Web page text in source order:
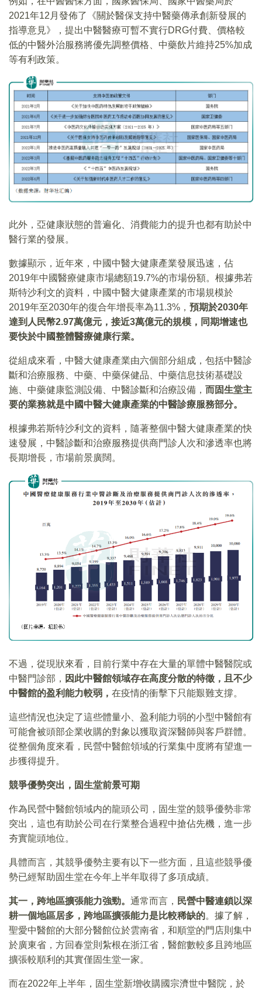
2021年12月發佈了《關於醫保支持中醫藥傳承創新發展的
指導意見》，提出中醫醫療可暫不實行DRG付費、價格較
低的中醫外治服務將優先調整價格、中藥飲片維持25%加成
等有利政策。
此外，亞健康狀態的普遍化、消費能力的提升也都有助於中
醫行業的發展。
數據顯示，近年來，中國中醫大健康產業發展迅速，佔
2019年中國醫療健康市場總額19.7%的市場份額。根據弗若
斯特沙利文的資料，中國中醫大健康產業的市場規模於
2019年至2030年的復合年增長率為11.3%， 預期於2030年
達到人民幣2.97萬億元，接近3萬億元的規模，同期增速也
要快於中國整體醫療健康行業。
從組成來看，中醫大健康產業由六個部分組成，包括中醫診
斷和治療服務、中藥、中藥保健品、中藥信息技術基礎設
施、中藥健康監測設備、中醫診斷和治療設備， 而固生堂主
要的業務就是中國中醫大健康產業的中醫診療服務部分。
根據弗若斯特沙利文的資料，隨著整個中醫大健康產業的快
速發展，中醫診斷和治療服務提供商門診人次和滲透率也將
長期增長，市場前景廣闊。
不過，從現狀來看，目前行業中存在大量的單體中醫醫院或
中醫門診部， 因此中醫館領域存在高度分散的特徵，且不少
中醫館的盈利能力較弱， 在疫情的衝擊下只能艱難支撐。
這些情況也決定了這些體量小、盈利能力弱的小型中醫館有
可能會被頭部企業收購的對象以獲取資深醫師與客戶群體。
從整個角度來看，民營中醫館領域的行業集中度將有望進一
步獲得提升。
競爭優勢突出，固生堂前景可期
作為民營中醫館領域内的龍頭公司，固生堂的競爭優勢非常
突出，這也有助於公司在行業整合過程中搶佔先機，進一步
夯實龍頭地位。
具體而言，其競爭優勢主要有以下一些方面，且這些競爭優
勢已經幫助固生堂在今年上半年取得了多項成績。
其一，跨地區擴張能力強勁。 通常而言， 民營中醫連鎖以深
耕一個地區居多，跨地區擴張能力是比較稀缺的。據了解，
聖愛中醫館的大部分醫館位於雲南省，和順堂的門店則集中
於廣東省，方回春堂則紮根在浙江省，醫館數較多且跨地區
擴張較順利的其實僅固生堂一家。
而在2022年上半年，固生堂新增收購國宗濟世中醫院，於